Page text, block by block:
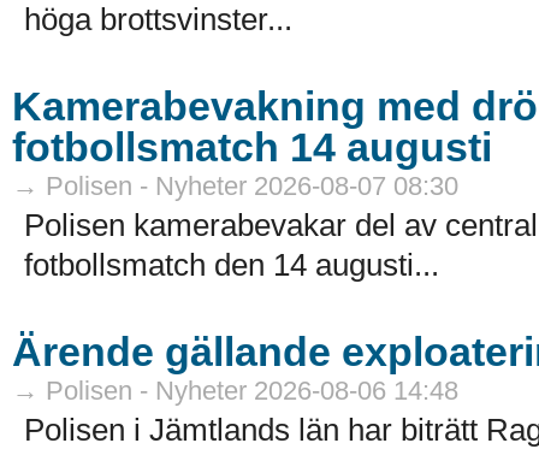
höga brottsvinster...
Kamerabevakning med
fotbollsmatch 14 augusti
→ Polisen - Nyheter 2026-08-07 08:30
Polisen kamerabevakar del av
fotbollsmatch den 14 augusti...
Ärende gällande
→ Polisen - Nyheter 2026-08-06 14:48
Polisen i Jämtlands län har biträtt